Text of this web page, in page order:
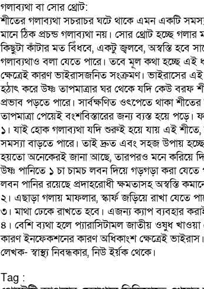
গলাব্যথা বা সোর থ্রোট:
শীতের গলাব্যথা সচরাচর ঘটে থাকে এমন একটি
মানে ঠিক প্রচন্ড গলাব্যথা নয়। সোর থ্রোট হচ্ছে
কিছুটা কাঁটার মত বিঁধবে, একটু জ্বলবে, অস্বস্তি
গলাব্যথাও বলা যেতে পারে। তবে মূল কথা হচ্ছে এই
ক্ষেত্রেই কারণ ভাইরাসজনিত সংক্রমণ। ভাইরাসের
হঠাৎ করে উষ্ণ তাপমাত্রার ঘর থেকে যদি কেউ
প্রভাব পড়তে পারে। সার্বক্ষণিত ওৎপেতে থাকা
তাপমাত্রা পেয়েই বংশবিস্তারের জন্য ব্যস্ত হয়ে
১। যাই হোক গলাব্যথা যদি শুরুই হয়ে যায় এই
সমস্যা বাড়তে পারে। তাই দ্রুত এবং সহজ উপায়
হয়তো অনেকেরই জানা আছে, তারপরও মনে করিয়ে
উষ্ণ পানিতে ১ চা চামচ লবন দিয়ে গড়গড়া করা
লবন পানির রয়েছে প্রদাহরোধী ক্ষমতাসহ অস্বস্তি
২। এছাড়া গলায় মাফলার, স্কার্ফ জড়িয়ে রাখা যেতে
৩। মাথা ঢেকে রাখতে হবে। এজন্য ক্যাপ ব্যবহার
৪। বেশি ব্যথা হলে প্যারাসিটামল জাতীয় ওষুধ
কারণ ইনফেকশনের কারণ অধিকাংশ ক্ষেত্রেই ভাইরাস।
লেখক- স্বাস্থ্য নিবন্ধকার, নিউ ইর্য়ক থেকে।
Tag :